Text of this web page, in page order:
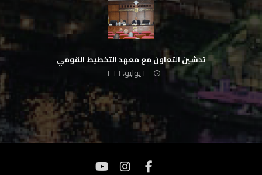
تدشين التعاون مع معهد التخطيط القومي
٢٠ يوليو، ٢٠٢١